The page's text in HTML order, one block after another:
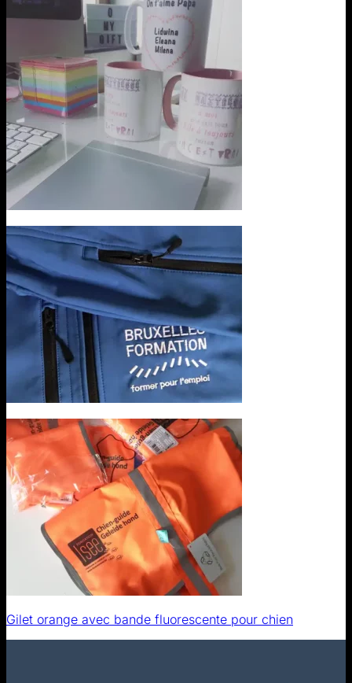
Gilet orange avec bande fluorescente pour chien